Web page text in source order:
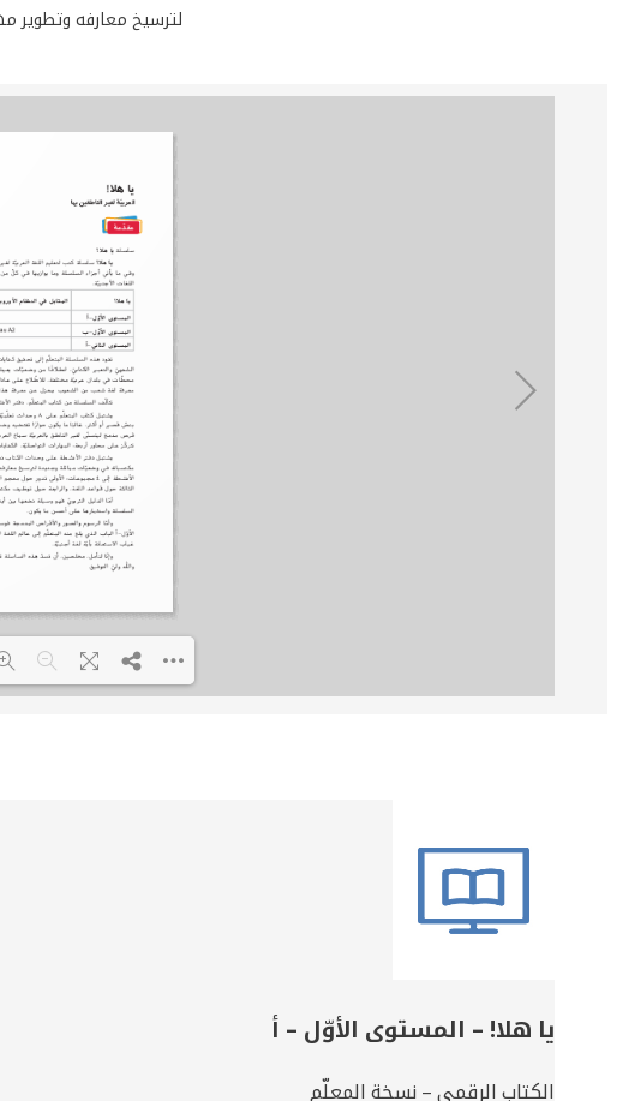
لترسيخ معارفه وتطوير
Books
يا هلا! – المستوى الأوّل – أ
الكتاب الرقمي – نسخة المعلّم